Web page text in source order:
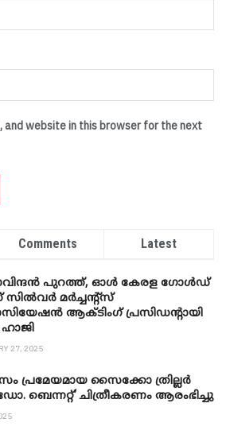
and website in this browser for the next
Comments Latest
പുറത്ത്, ഓൾ കേരള ഗോൾഡ്
മർച്ചന്റ്സ്
ആക്ടിംഗ് പ്രസിഡന്റായി
27, 2025
പ്രമേയമായ സൈക്കോ ത്രില്ലർ
ബെന്നറ്റ്’ ചിത്രീകരണം ആരംഭിച്ചു